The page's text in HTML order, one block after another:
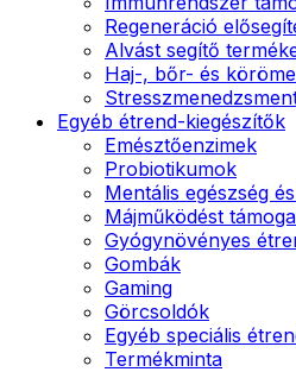
Regeneráció
Alvást segítő
Haj-, bőr- és
Egyéb étrend-kiegészítők
Emésztőenzimek
Probiotikumok
Mentális egészség
Májműködést
Gyógynövényes
Gombák
Gaming
Görcsoldók
Egyéb speciális
Termékminta